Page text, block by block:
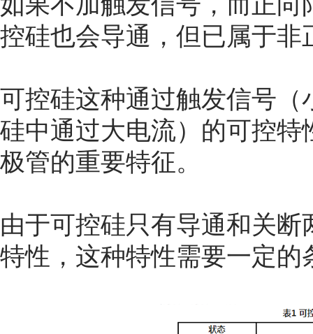
控硅也会导通，但已属于非
可控硅这种通过触发信号
硅中通过大电流）的可控
极管的重要特征。
由于可控硅只有导通和关
特性，这种特性需要一定